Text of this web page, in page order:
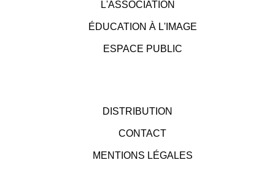
L'ASSOCIATION
ÉDUCATION À L'IMAGE
ESPACE PUBLIC
DISTRIBUTION
CONTACT
MENTIONS LÉGALES